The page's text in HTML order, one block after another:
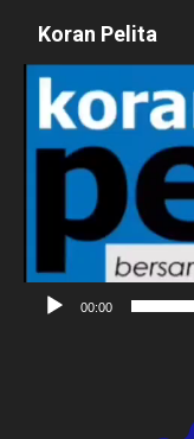
Koran Pelita
Pemutar
Video
00:00